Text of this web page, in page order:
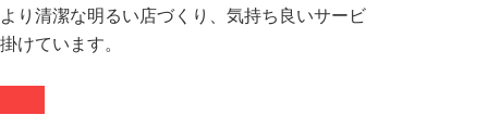
り清潔な明るい店づくり、気持ち良いサービ
けています。